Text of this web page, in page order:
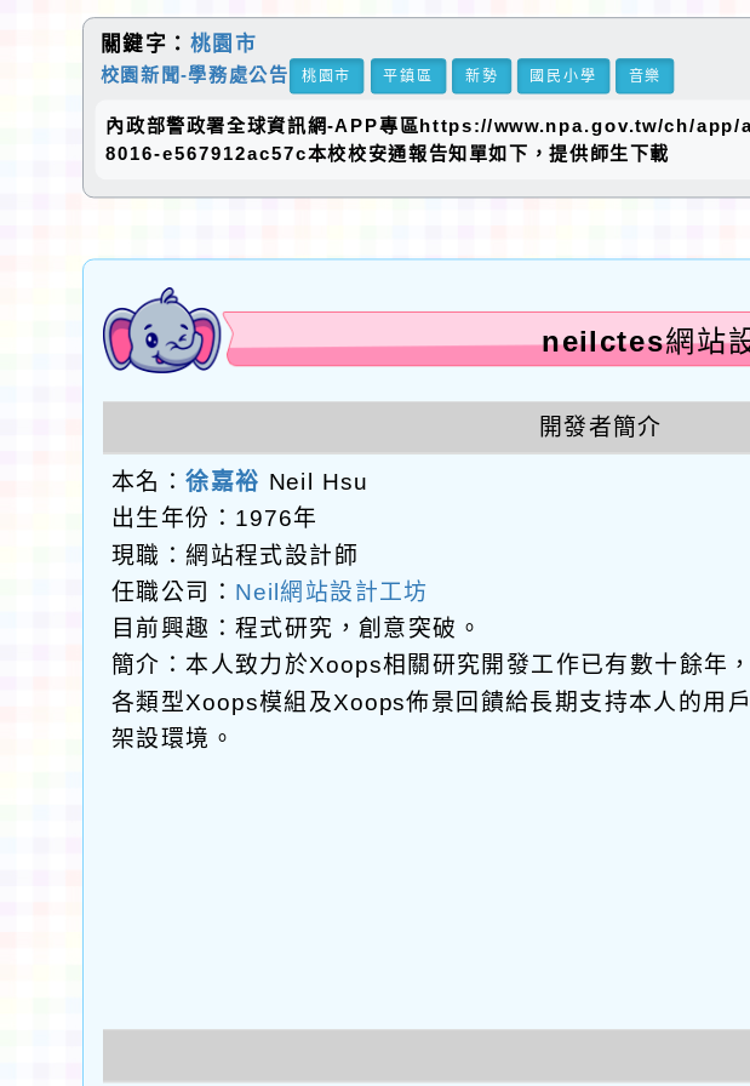
關鍵字： 桃園市
校園新聞-學務處公告 桃園市 平鎮區 新勢 國民小學 音樂
內政部警政署全球資訊網-APP專區https://www.npa.gov.tw/ch/
8016-e567912ac57c本校校安通報告知單如下，提供師生下載
neilctes網站
開發者簡介
本名：徐嘉裕 Neil Hsu
出生年份：1976年
現職：網站程式設計師
任職公司： Neil網站設計工坊
目前興趣：程式研究，創意突破。
簡介：本人致力於Xoops相關研究開發工作已有數十餘年
各類型Xoops模組及Xoops佈景回饋給長期支持本人的用
架設環境。